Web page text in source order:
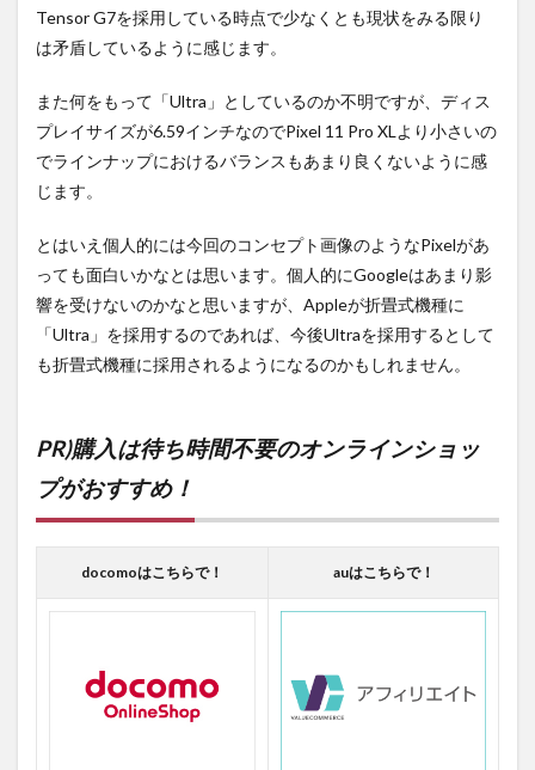
Tensor G7を採用している時点で少なくとも現状をみる限り
は矛盾しているように感じます。
また何をもって「Ultra」としているのか不明ですが、ディス
プレイサイズが6.59インチなのでPixel 11 Pro XLより小さいの
でラインナップにおけるバランスもあまり良くないように感
じます。
とはいえ個人的には今回のコンセプト画像のようなPixelがあ
っても面白いかなとは思います。個人的にGoogleはあまり影
響を受けないのかなと思いますが、Appleが折畳式機種に
「Ultra」を採用するのであれば、今後Ultraを採用するとして
も折畳式機種に採用されるようになるのかもしれません。
PR)購入は待ち時間不要のオンラインショッ
プがおすすめ！
docomoはこちらで！ auはこちらで！